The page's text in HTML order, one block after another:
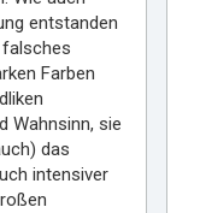
entstanden
falsches
Farben
Wahnsinn, sie
das
intensiver